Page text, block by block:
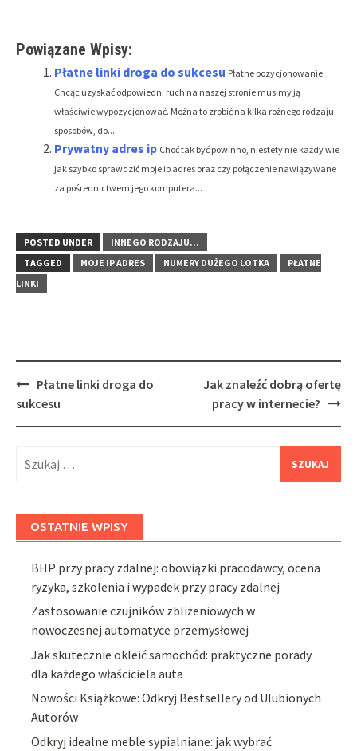
Powiązane Wpisy:
Płatne linki droga do sukcesu Płatne pozycjonowanie
Chcąc uzyskać odpowiedni ruch na naszej stronie musimy ją
właściwie wypozycjonować. Można to zrobić na kilka rożnego rodzaju
sposobów, do...
Prywatny adres ip Choć tak być powinno, niestety nie każdy wie
jak szybko sprawdzić moje ip adres oraz czy połączenie nawiązywane
za pośrednictwem jego komputera...
POSTED UNDER
INNEGO RODZAJU...
TAGGED
MOJE IP ADRES NUMERY DUŻEGO LOTKA
PŁATNE
LINKI
Post
navigation
Płatne linki droga do
sukcesu
Jak znaleźć dobrą ofertę
pracy w internecie?
OSTATNIE WPISY
BHP przy pracy zdalnej: obowiązki pracodawcy, ocena
ryzyka, szkolenia i wypadek przy pracy zdalnej
Zastosowanie czujników zbliżeniowych w
nowoczesnej automatyce przemysłowej
Jak skutecznie okleić samochód: praktyczne porady
dla każdego właściciela auta
Nowości Książkowe: Odkryj Bestsellery od Ulubionych
Autorów
Odkryj idealne meble sypialniane: jak wybrać